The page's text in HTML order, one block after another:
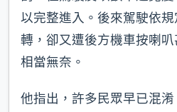
以完整進入。後來駕駛依
轉，卻又遭後方機車按喇
相當無奈。
他指出，許多民眾早已混